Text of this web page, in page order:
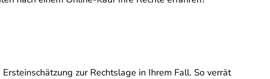
zur Rechtslage in Ihrem Fall. So verrät